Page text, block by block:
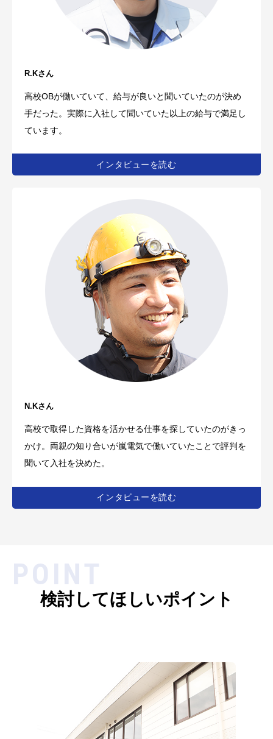
R.Kさん
高校OBが働いていて、給与が良いと聞いていたのが決め
手だった。実際に入社して聞いていた以上の給与で満足し
ています。
インタビューを読む
N.Kさん
高校で取得した資格を活かせる仕事を探していたのがきっ
かけ。両親の知り合いが嵐電気で働いていたことで評判を
聞いて入社を決めた。
インタビューを読む
POINT
検討してほしいポイント